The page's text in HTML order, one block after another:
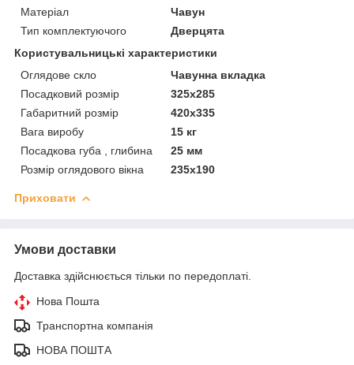
Матеріал
Чавун
Тип комплектуючого
Дверцята
Користувальницькі характеристики
Оглядове скло
Чавунна вкладка
Посадковий розмір
325х285
Габаритний розмір
420х335
Вага виробу
15 кг
Посадкова губа , глибина
25 мм
Розмір оглядового вікна
235х190
Приховати
Умови доставки
Доставка здійснюється тільки по передоплаті.
Нова Пошта
Транспортна компанія
НОВА ПОШТА